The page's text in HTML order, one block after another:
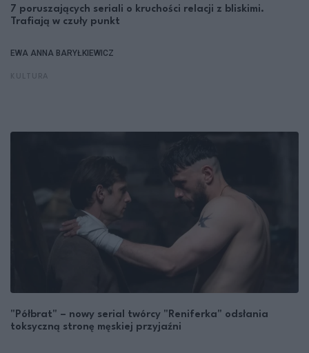
7 poruszających seriali o kruchości relacji z bliskimi.
Trafiają w czuły punkt
EWA ANNA BARYŁKIEWICZ
"Półbrat" – nowy serial twórcy "Reniferka" odsłania
toksyczną stronę męskiej przyjaźni